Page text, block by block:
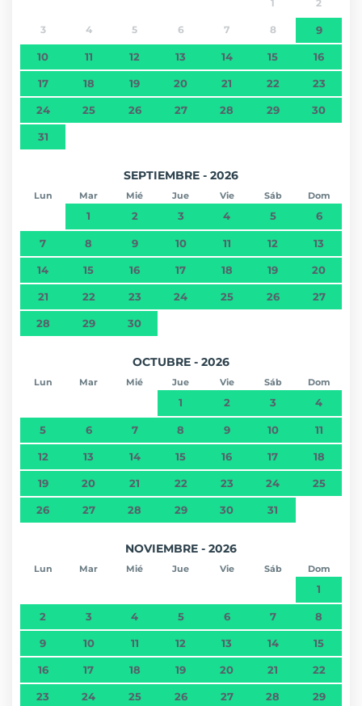
1 2
3 4 5 6 7 8 9
10 11 12 13 14 15 16
17 18 19 20 21 22 23
24 25 26 27 28 29 30
31
SEPTIEMBRE - 2026
Lun Mar Mié Jue Vie Sáb Dom
1 2 3 4 5 6
7 8 9 10 11 12 13
14 15 16 17 18 19 20
21 22 23 24 25 26 27
28 29 30
OCTUBRE - 2026
Lun Mar Mié Jue Vie Sáb Dom
1 2 3 4
5 6 7 8 9 10 11
12 13 14 15 16 17 18
19 20 21 22 23 24 25
26 27 28 29 30 31
NOVIEMBRE - 2026
Lun Mar Mié Jue Vie Sáb Dom
1
2 3 4 5 6 7 8
9 10 11 12 13 14 15
16 17 18 19 20 21 22
23 24 25 26 27 28 29